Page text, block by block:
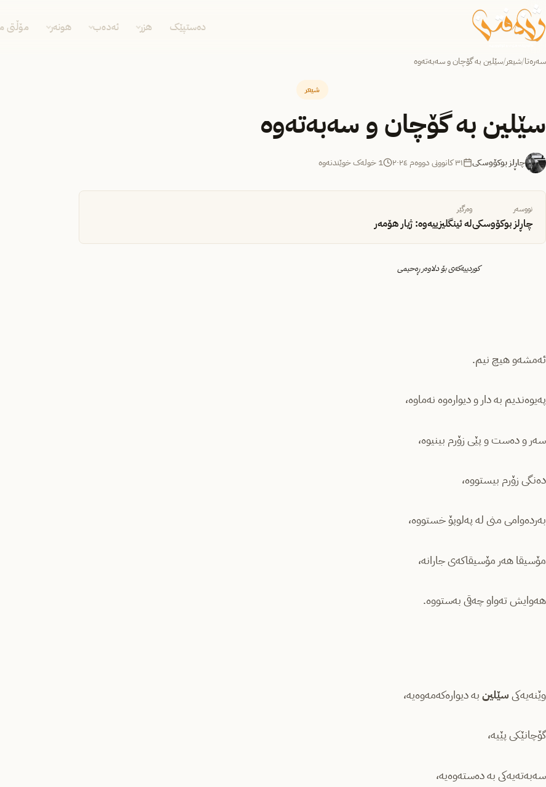
دەستپێک هزر ئەدەب هونەر مۆڵتی
سەرەتا/شیعر/سێلین بە گۆچان و سەبەتەوە
شیعر
سێلین بە گۆچان و سەبەتەوە
چاڕلز بوکۆوسکی ٣١ کانوونی دووەم ٢٠٢٤ 1 خولەک خوێندنەوە
نووسەر
چاڕلز بوکۆوسکی
وەرگێر
لە ئینگلیزییەوە: ژیار هۆمەر
کوردییەکەی بۆ دلاوەر ڕەحیمی
ئەمشەو هیچ نیم.
پەیوەندیم بە دار و دیوارەوە نەماوە،
سەر و دەست و پێی زۆرم بینیوە،
دەنگی زۆرم بیستووە،
بەردەوامی منی لە پەلوپۆ خستووە،
مۆسیقا هەر مۆسیقاکەی جارانە،
هەوایش تەواو چەقی بەستووە.
وێنەیەکیسێلینبە دیوارەکەمەوەیە،
گۆچانێکی پێیە،
سەبەتەیەکی بە دەستەوەیە،